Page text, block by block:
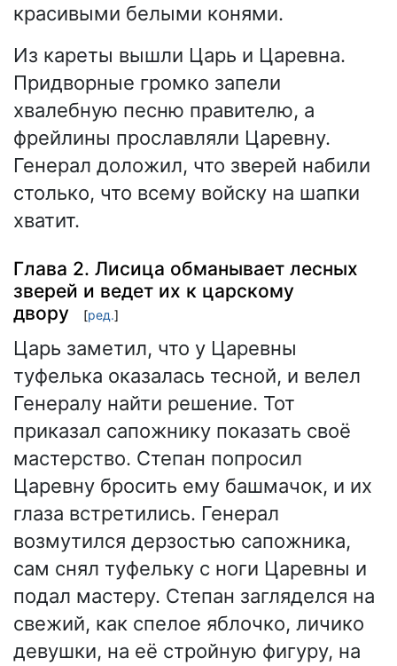
красивыми белыми конями.
Из кареты вышли Царь и Царевна.
Придворные громко запели
хвалебную песню правителю, а
фрейлины прославляли Царевну.
Генерал доложил, что зверей набили
столько, что всему войску на шапки
хватит.
Глава 2. Лисица обманывает лесных
зверей и ведет их к царскому
двору
[ред.]
Царь заметил, что у Царевны
туфелька оказалась тесной, и велел
Генералу найти решение. Тот
приказал сапожнику показать своё
мастерство. Степан попросил
Царевну бросить ему башмачок, и их
глаза встретились. Генерал
возмутился дерзостью сапожника,
сам снял туфельку с ноги Царевны и
подал мастеру. Степан загляделся на
свежий, как спелое яблочко, личико
девушки, на её стройную фигуру, на